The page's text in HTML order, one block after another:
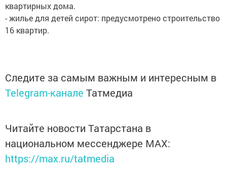
квартирных дома.
- жилье для детей сирот: предусмотрено строительство
16 квартир.
Следите за самым важным и интересным в
Telegram-канале Татмедиа
Читайте новости Татарстана в
национальном мессенджере MАХ:
https://max.ru/tatmedia